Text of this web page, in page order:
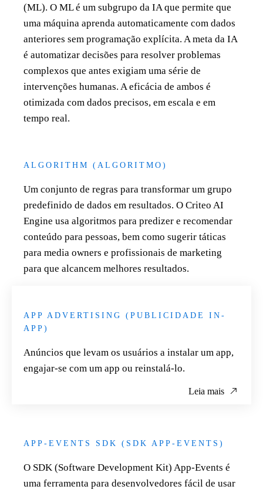
(ML). O ML é um subgrupo da IA que permite que
uma máquina aprenda automaticamente com dados
anteriores sem programação explícita. A meta da IA
é automatizar decisões para resolver problemas
complexos que antes exigiam uma série de
intervenções humanas. A eficácia de ambos é
otimizada com dados precisos, em escala e em
tempo real.
ALGORITHM (ALGORITMO)
Um conjunto de regras para transformar um grupo
predefinido de dados em resultados. O Criteo AI
Engine usa algoritmos para predizer e recomendar
conteúdo para pessoas, bem como sugerir táticas
para media owners e profissionais de marketing
para que alcancem melhores resultados.
APP ADVERTISING (PUBLICIDADE IN-
APP)
Anúncios que levam os usuários a instalar um app,
engajar-se com um app ou reinstalá-lo.
Leia mais
APP-EVENTS SDK (SDK APP-EVENTS)
O SDK (Software Development Kit) App-Events é
uma ferramenta para desenvolvedores fácil de usar